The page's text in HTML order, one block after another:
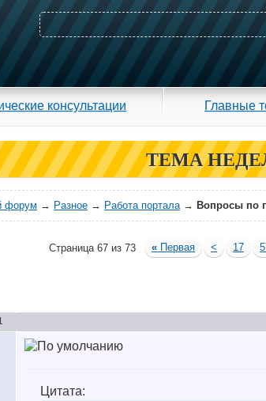
консультации Главные
ТЕМА
форум → Разное → Работа портала→ Вопросы по
Страница 67 из 73 « Первая < 17
Цитата: